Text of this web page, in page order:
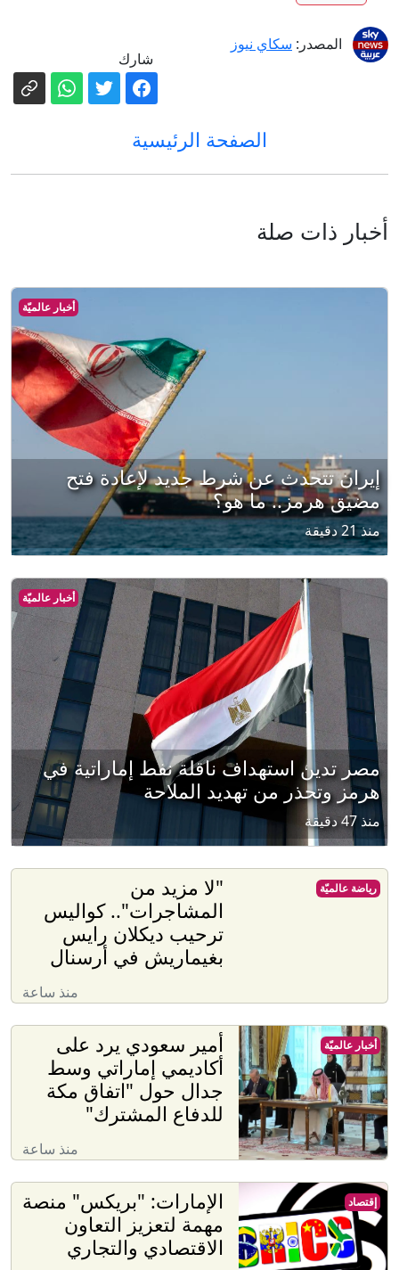
المصدر: سكاي نيوز
شارك
الصفحة الرئيسية
أخبار ذات صلة
أخبار عالميّة
إيران تتحدث عن شرط جديد لإعادة فتح
مضيق هرمز.. ما هو؟
منذ 21 دقيقة
أخبار عالميّة
مصر تدين استهداف ناقلة نفط إماراتية في
هرمز وتحذر من تهديد الملاحة
منذ 47 دقيقة
"لا مزيد من
المشاجرات".. كواليس
ترحيب ديكلان رايس
بغيماريش في أرسنال
منذ ساعة
رياضة عالميّة
أمير سعودي يرد على
أكاديمي إماراتي وسط
جدال حول "اتفاق مكة
للدفاع المشترك"
منذ ساعة
أخبار عالميّة
الإمارات: "بريكس" منصة
مهمة لتعزيز التعاون
الاقتصادي والتجاري
إقتصاد